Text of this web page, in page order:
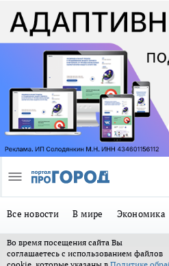
Все новости В мире Экономика
Во время посещения сайта Вы
соглашаетесь с использованием файлов